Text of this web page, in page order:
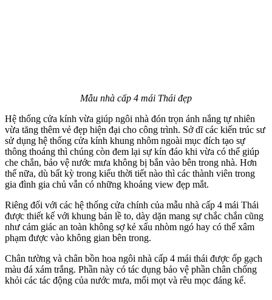
Mẫu nhà cấp 4 mái Thái đẹp
Hệ thống cửa kính vừa giúp ngôi nhà đón trọn ánh nắng tự nhiên
vừa tăng thêm vẻ đẹp hiện đại cho công trình. Sở dĩ các kiến trúc sư
sử dụng hệ thống cửa kính khung nhôm ngoài mục đích tạo sự
thông thoáng thì chúng còn đem lại sự kín đáo khi vừa có thể giúp
che chắn, bảo vệ nước mưa không bị bắn vào bên trong nhà. Hơn
thế nữa, dù bất kỳ trong kiểu thời tiết nào thì các thành viên trong
gia đình gia chủ vẫn có những khoảng view đẹp mắt.
Riêng đối với các hệ thống cửa chính của mẫu nhà cấp 4 mái Thái
được thiết kế với khung bản lề to, dày dặn mang sự chắc chắn cũng
như cảm giác an toàn không sợ kẻ xấu nhòm ngó hay có thể xâm
phạm được vào không gian bên trong.​
​Chân tường và chân bồn hoa ngôi nhà cấp 4 mái thái được ốp gạch
màu đá xám trắng. Phần này có tác dụng bảo vệ phần chân chống
khỏi các tác động của nước mưa, mối mọt và rêu mọc đáng kể.